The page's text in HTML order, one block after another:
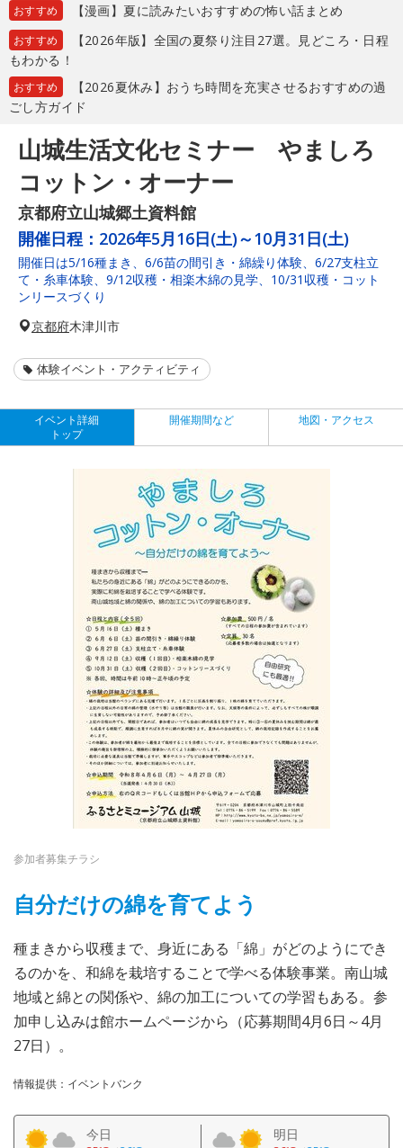
おすすめ 【漫画】夏に読みたいおすすめの怖い話まとめ
おすすめ
【2026年版】全国の夏祭り注目27選。見どころ・日程
もわかる！
おすすめ
【2026夏休み】おうち時間を充実させるおすすめの過
ごし方ガイド
山城生活文化セミナー やましろ
コットン・オーナー
京都府立山城郷土資料館
開催日程： 2026年5月16日(土)～10月31日(土)
開催日は5/16種まき、6/6苗の間引き・綿繰り体験、6/27支柱立
て・糸車体験、9/12収穫・相楽木綿の見学、10/31収穫・コット
ンリースづくり
京都府木津川市
体験イベント・アクティビティ
イベント詳細
トップ
開催期間など 地図・アクセス
参加者募集チラシ
自分だけの綿を育てよう
種まきから収穫まで、身近にある「綿」がどのようにでき
るのかを、和綿を栽培することで学べる体験事業。南山城
地域と綿との関係や、綿の加工についての学習もある。参
加申し込みは館ホームページから（応募期間4月6日～4月
27日）。
情報提供：イベントバンク
今日 明日